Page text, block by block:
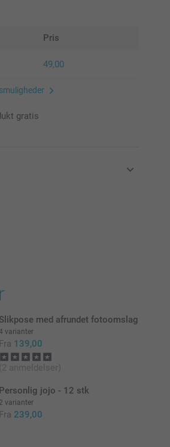
Pris
49,00
gratis
Slikpose med afrundet fotoomslag
varianter
Fra 139,00
(2 anmeldelser)
Personlig jojo - 12 stk
2 varianter
Fra 239,00